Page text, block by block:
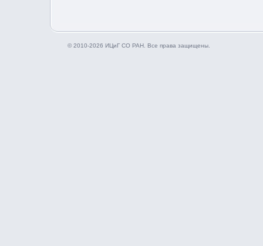
© 2010-2026 ИЦиГ СО РАН. Все права защищены.